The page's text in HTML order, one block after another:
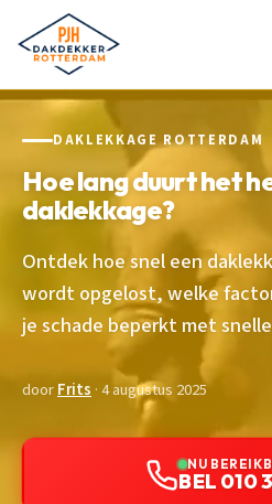
DAKLEKKAGE ROTTERDAM
Hoe lang duurt het
daklekkage?
Ontdek hoe snel een
wordt opgelost, welke
je schade beperkt met
doorFrits · 4 augustus 2025
NU
BEL 010